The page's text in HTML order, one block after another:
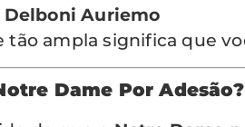
Delboni Auriemo
tão ampla significa que
Dame Por Adesão?